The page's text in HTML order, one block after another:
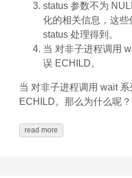
status 参数不为
化的相关信息，这
status 处理得到。
当 对非子进程调用
误 ECHILD。
当 对非子进程调用 wait
ECHILD。那么为什么呢？
read more